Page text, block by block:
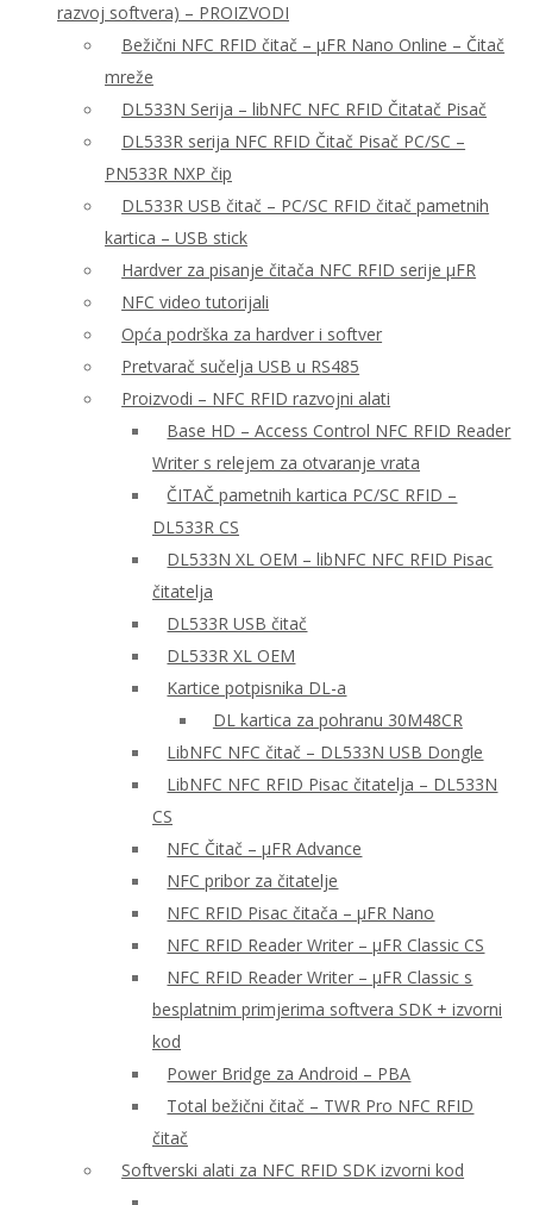
razvoj softvera) – PROIZVODI
Bežični NFC RFID čitač – μFR Nano Online – Čitač
mreže
DL533N Serija – libNFC NFC RFID Čitatač Pisač
DL533R serija NFC RFID Čitač Pisač PC/SC –
PN533R NXP čip
DL533R USB čitač – PC/SC RFID čitač pametnih
kartica – USB stick
Hardver za pisanje čitača NFC RFID serije μFR
NFC video tutorijali
Opća podrška za hardver i softver
Pretvarač sučelja USB u RS485
Proizvodi – NFC RFID razvojni alati
Base HD – Access Control NFC RFID Reader
Writer s relejem za otvaranje vrata
ČITAČ pametnih kartica PC/SC RFID –
DL533R CS
DL533N XL OEM – libNFC NFC RFID Pisac
čitatelja
DL533R USB čitač
DL533R XL OEM
Kartice potpisnika DL-a
DL kartica za pohranu 30M48CR
LibNFC NFC čitač – DL533N USB Dongle
LibNFC NFC RFID Pisac čitatelja – DL533N
CS
NFC Čitač – μFR Advance
NFC pribor za čitatelje
NFC RFID Pisac čitača – μFR Nano
NFC RFID Reader Writer – μFR Classic CS
NFC RFID Reader Writer – μFR Classic s
besplatnim primjerima softvera SDK + izvorni
kod
Power Bridge za Android – PBA
Total bežični čitač – TWR Pro NFC RFID
čitač
Softverski alati za NFC RFID SDK izvorni kod